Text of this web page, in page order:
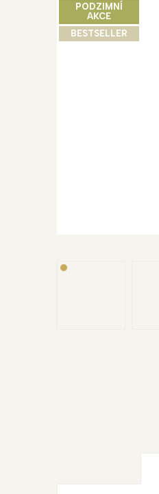
PODZIMNÍ
AKCE
BESTSELLER